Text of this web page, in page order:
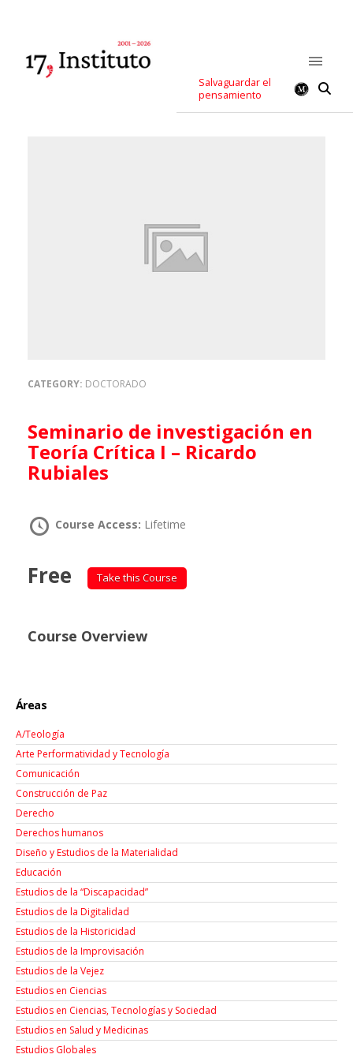
Salvaguardar el
pensamiento
CATEGORY: DOCTORADO
Seminario de investigación en
Teoría Crítica I – Ricardo
Rubiales
Course Access: Lifetime
Free Take this Course
Course Overview
Áreas
A/Teología
Arte Performatividad y Tecnología
Comunicación
Construcción de Paz
Derecho
Derechos humanos
Diseño y Estudios de la Materialidad
Educación
Estudios de la “Discapacidad”
Estudios de la Digitalidad
Estudios de la Historicidad
Estudios de la Improvisación
Estudios de la Vejez
Estudios en Ciencias
Estudios en Ciencias, Tecnologías y Sociedad
Estudios en Salud y Medicinas
Estudios Globales